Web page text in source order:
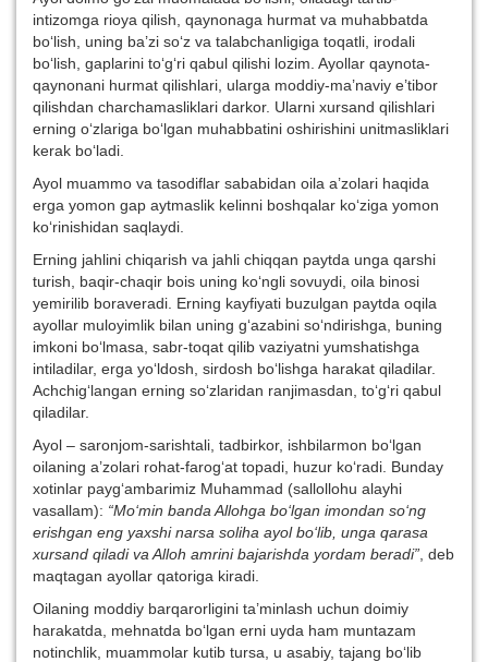
intizomga rioya qilish, qaynonaga hurmat va muhabbatda
bo‘lish, uning ba’zi so‘z va talabchanligiga toqatli, irodali
bo‘lish, gaplarini to‘g‘ri qabul qilishi lozim. Ayollar qaynota-
qaynonani hurmat qilishlari, ularga moddiy-ma’naviy e’tibor
qilishdan charchamasliklari darkor. Ularni xursand qilishlari
erning o‘zlariga bo‘lgan muhabbatini oshirishini unitmasliklari
kerak bo‘ladi.
Ayol muammo va tasodiflar sababidan oila a’zolari haqida
erga yomon gap aytmaslik kelinni boshqalar ko‘ziga yomon
ko‘rinishidan saqlaydi.
Erning jahlini chiqarish va jahli chiqqan paytda unga qarshi
turish, baqir-chaqir bois uning ko‘ngli sovuydi, oila binosi
yemirilib boraveradi. Erning kayfiyati buzulgan paytda oqila
ayollar muloyimlik bilan uning g‘azabini so‘ndirishga, buning
imkoni bo‘lmasa, sabr-toqat qilib vaziyatni yumshatishga
intiladilar, erga yo‘ldosh, sirdosh bo‘lishga harakat qiladilar.
Achchig‘langan erning so‘zlaridan ranjimasdan, to‘g‘ri qabul
qiladilar.
Ayol – saronjom-sarishtali, tadbirkor, ishbilarmon bo‘lgan
oilaning a’zolari rohat-farog‘at topadi, huzur ko‘radi. Bunday
xotinlar payg‘ambarimiz Muhammad (sallollohu alayhi
vasallam): “Mo‘min banda Allohga bo‘lgan imondan so‘ng
erishgan eng yaxshi narsa soliha ayol bo‘lib, unga qarasa
xursand qiladi va Alloh amrini bajarishda yordam beradi” , deb
maqtagan ayollar qatoriga kiradi.
Oilaning moddiy barqarorligini ta’minlash uchun doimiy
harakatda, mehnatda bo‘lgan erni uyda ham muntazam
notinchlik, muammolar kutib tursa, u asabiy, tajang bo‘lib